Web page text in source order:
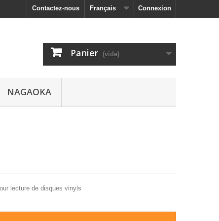
Connexion
Français
Contactez-nous
Panier (vide)
NAGAOKA
lecture de disques vinyls